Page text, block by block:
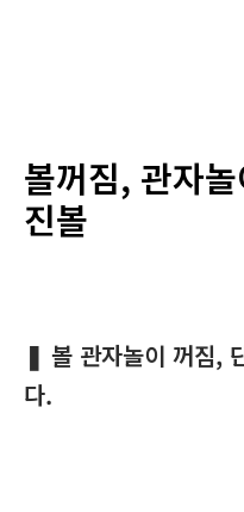
볼꺼짐, 관자
진볼
❚ 볼 관자놀이 꺼짐,
다.